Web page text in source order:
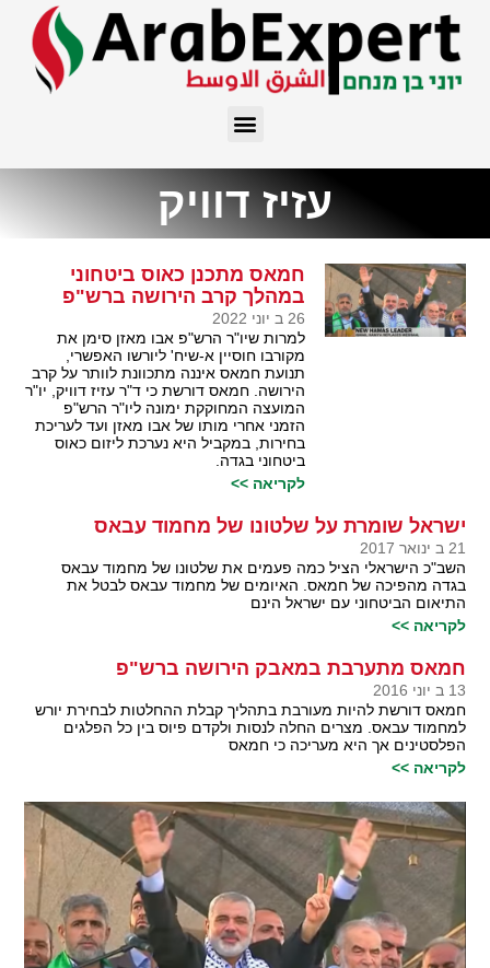
עזיז דוויק
חמאס מתכנן כאוס ביטחוני
במהלך קרב הירושה ברש"פ
26 ב יוני 2022
למרות שיו"ר הרש"פ אבו מאזן סימן את
מקורבו חוסיין א-שיח' ליורשו האפשרי,
תנועת חמאס איננה מתכוונת לוותר על קרב
הירושה. חמאס דורשת כי ד"ר עזיז דוויק, יו"ר
המועצה המחוקקת ימונה ליו"ר הרש"פ
הזמני אחרי מותו של אבו מאזן ועד לעריכת
בחירות, במקביל היא נערכת ליזום כאוס
ביטחוני בגדה.
לקריאה >>
ישראל שומרת על שלטונו של מחמוד עבאס
21 ב ינואר 2017
השב"כ הישראלי הציל כמה פעמים את שלטונו של מחמוד עבאס
בגדה מהפיכה של חמאס. האיומים של מחמוד עבאס לבטל את
התיאום הביטחוני עם ישראל הינם
לקריאה >>
חמאס מתערבת במאבק הירושה ברש"פ
13 ב יוני 2016
חמאס דורשת להיות מעורבת בתהליך קבלת ההחלטות לבחירת יורש
למחמוד עבאס. מצרים החלה לנסות ולקדם פיוס בין כל הפלגים
הפלסטינים אך היא מעריכה כי חמאס
לקריאה >>